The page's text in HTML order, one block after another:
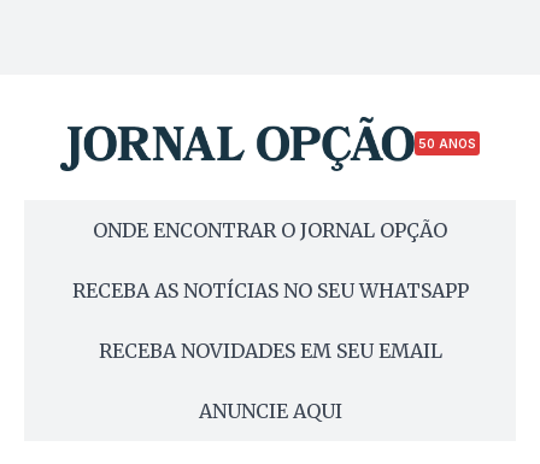
50 ANOS
ONDE ENCONTRAR O JORNAL OPÇÃO
RECEBA AS NOTÍCIAS NO SEU WHATSAPP
RECEBA NOVIDADES EM SEU EMAIL
ANUNCIE AQUI